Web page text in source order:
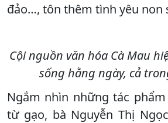
đảo…, tôn thêm tình yêu non
Cội nguồn văn hóa Cà Mau
sống hằng ngày, cả
Ngắm nhìn những tác
từ gạo, bà Nguyễn Thị